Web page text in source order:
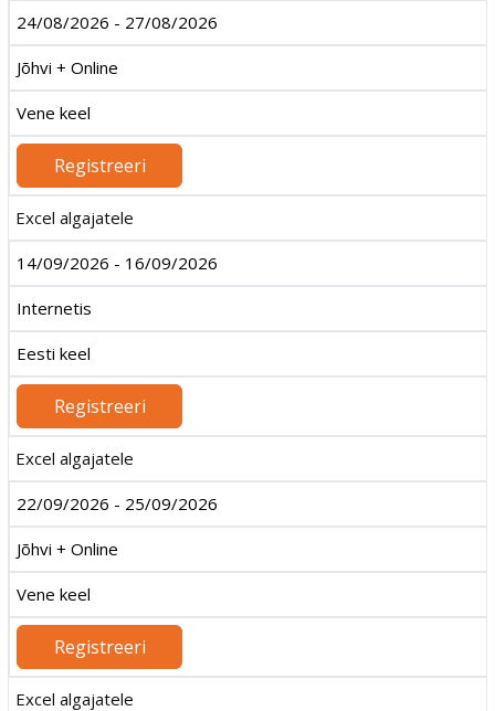
24/08/2026 - 27/08/2026
Jõhvi + Online
Vene keel
Registreeri
Excel algajatele
14/09/2026 - 16/09/2026
Internetis
Eesti keel
Registreeri
Excel algajatele
22/09/2026 - 25/09/2026
Jõhvi + Online
Vene keel
Registreeri
Excel algajatele